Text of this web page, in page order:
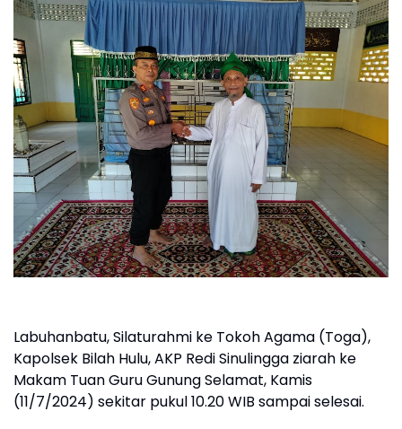
Labuhanbatu, Silaturahmi ke Tokoh Agama (Toga),
Kapolsek Bilah Hulu, AKP Redi Sinulingga ziarah ke
Makam Tuan Guru Gunung Selamat, Kamis
(11/7/2024) sekitar pukul 10.20 WIB sampai selesai.